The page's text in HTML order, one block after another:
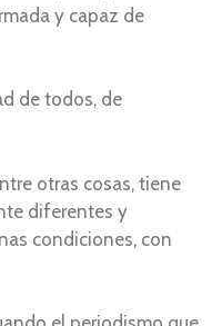
y capaz de
de todos, de
otras cosas, tiene
diferentes y
condiciones, con